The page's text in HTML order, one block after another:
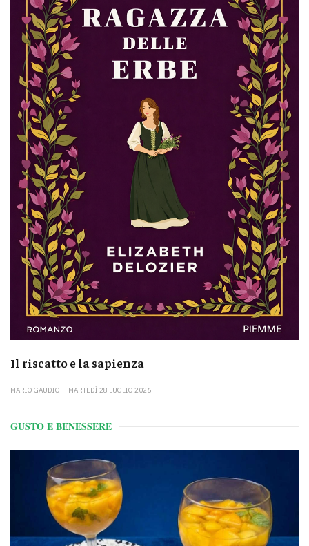
Il riscatto e la sapienza
MARIO GAUDIO MARTEDÌ 28 LUGLIO 2026
GUSTO E BENESSERE